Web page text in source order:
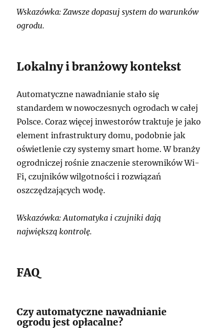
Wskazówka: Zawsze dopasuj system do warunków
ogrodu.
Lokalny i branżowy kontekst
Automatyczne nawadnianie stało się
standardem w nowoczesnych ogrodach w całej
Polsce. Coraz więcej inwestorów traktuje je jako
element infrastruktury domu, podobnie jak
oświetlenie czy systemy smart home. W branży
ogrodniczej rośnie znaczenie sterowników Wi-
Fi, czujników wilgotności i rozwiązań
oszczędzających wodę.
Wskazówka: Automatyka i czujniki dają
największą kontrolę.
FAQ
Czy automatyczne nawadnianie
ogrodu jest opłacalne?